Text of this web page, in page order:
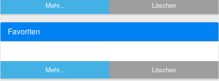
Mehr... Löschen
Favoriten
Mehr... Löschen